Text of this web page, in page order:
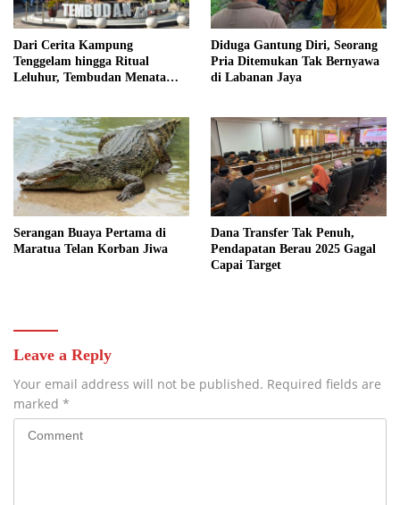
Dari Cerita Kampung
Tenggelam hingga Ritual
Leluhur, Tembudan Menata
Diduga Gantung Diri, Seorang
Pria Ditemukan Tak Bernyawa
di Labanan Jaya
Serangan Buaya Pertama di
Maratua Telan Korban Jiwa
Dana Transfer Tak Penuh,
Pendapatan Berau 2025 Gagal
Capai Target
Leave a Reply
Your email address will not be published. Required fields are
marked *